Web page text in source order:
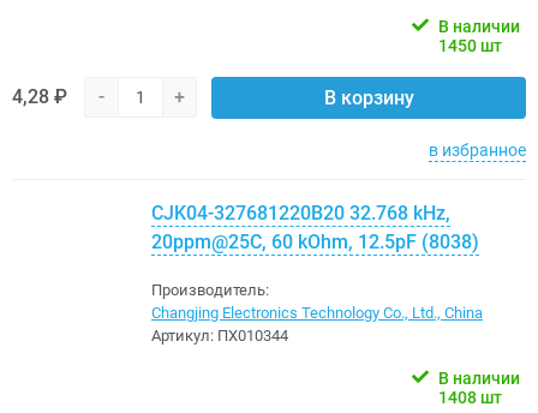
В наличии
1450 шт
4,28 ₽ - + В корзину
в избранное
CJK04-327681220B20 32.768 kHz,
20ppm@25C, 60 kOhm, 12.5pF (8038)
Производитель:
Changjing Electronics Technology Co., Ltd., China
Артикул: ПХ010344
В наличии
1408 шт